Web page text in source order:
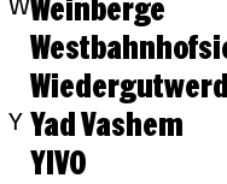
W
Y Yad Vashem
YIVO